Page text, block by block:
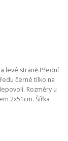
levé straně.Přední
černé tílko na
Rozměry u
2x51cm. Šířka